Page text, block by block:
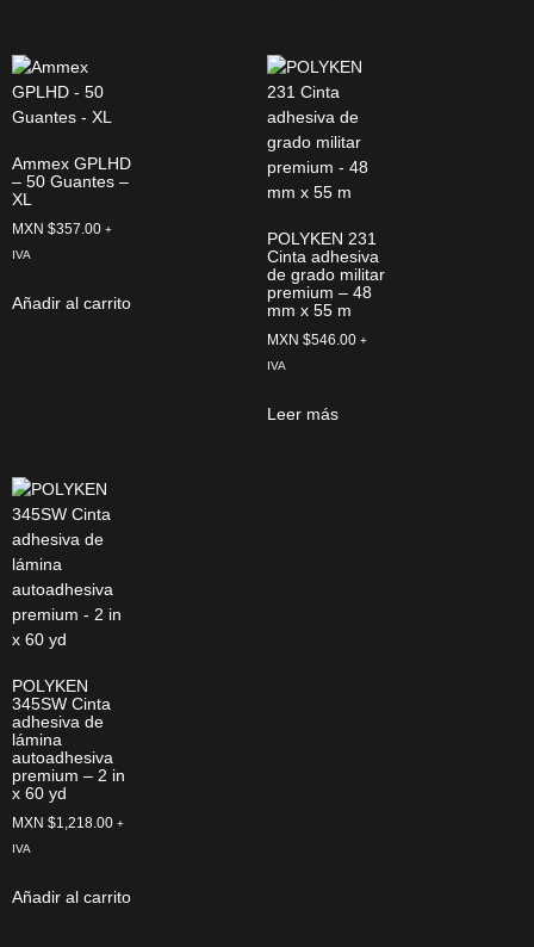
Ammex GPLHD
– 50 Guantes –
XL
MXN $357.00 +
IVA
Añadir al carrito
POLYKEN 231
Cinta adhesiva
de grado militar
premium – 48
mm x 55 m
MXN $546.00 +
IVA
Leer más
POLYKEN
345SW Cinta
adhesiva de
lámina
autoadhesiva
premium – 2 in
x 60 yd
MXN $1,218.00 +
IVA
Añadir al carrito